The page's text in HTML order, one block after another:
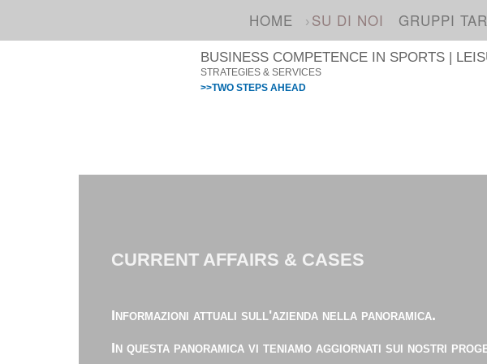
HOME SU DI NOI GRUPPI
BUSINESS COMPETENCE IN SPORTS |
STRATEGIES & SERVICES
>>TWO STEPS AHEAD
CURRENT AFFAIRS & CASES
Informazioni attuali sull'azienda nella panoramica.
In questa panoramica vi teniamo aggiornati sui nostri